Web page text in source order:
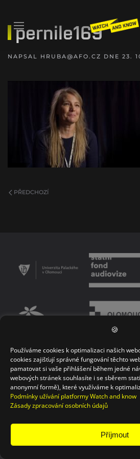
🍪
Používáme cookies k optimalizaci našich
cookies zajišťují správné fungování těchto
pamatovat si vaše přihlášení během jedné
webových stránek souhlasíte i se sběrem
anonymní formě), které využíváme k
Podmínky užívání platformy Watch and know
Zásady zpracování osobních údajů
Příjmout
pernile169
NAPSAL HRUBA@AFO.CZ DNE 23.
PŘEDCHOZÍ
PODMÍNKY UŽÍVÁNÍ PLATFORMY ZÁSADY
KONTAKT